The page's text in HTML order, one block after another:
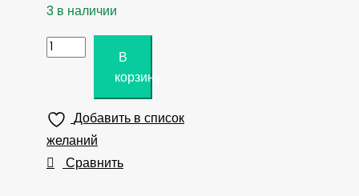
3 в наличии
Количество
TONY
Ремкомплект
для
В
корзину
Добавить в список
желаний
Сравнить